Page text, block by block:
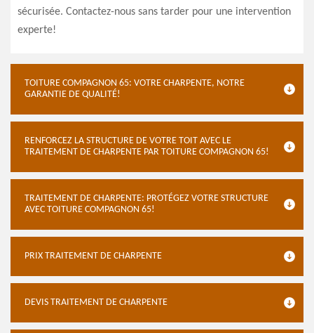
sécurisée. Contactez-nous sans tarder pour une intervention
experte!
TOITURE COMPAGNON 65: VOTRE CHARPENTE, NOTRE
GARANTIE DE QUALITÉ!
RENFORCEZ LA STRUCTURE DE VOTRE TOIT AVEC LE
TRAITEMENT DE CHARPENTE PAR TOITURE COMPAGNON 65!
TRAITEMENT DE CHARPENTE: PROTÉGEZ VOTRE STRUCTURE
AVEC TOITURE COMPAGNON 65!
PRIX TRAITEMENT DE CHARPENTE
DEVIS TRAITEMENT DE CHARPENTE